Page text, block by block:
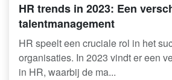
HR trends in 2023: Een
talentmanagement
HR speelt een cruciale rol in het
organisaties. In 2023 vindt er een
in HR, waarbij de ma...